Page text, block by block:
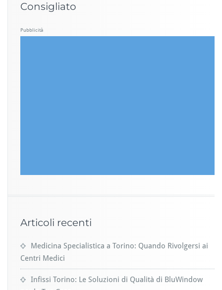
Consigliato
Pubblicità
Articoli recenti
Medicina Specialistica a Torino: Quando Rivolgersi ai
Centri Medici
Infissi Torino: Le Soluzioni di Qualità di BluWindow